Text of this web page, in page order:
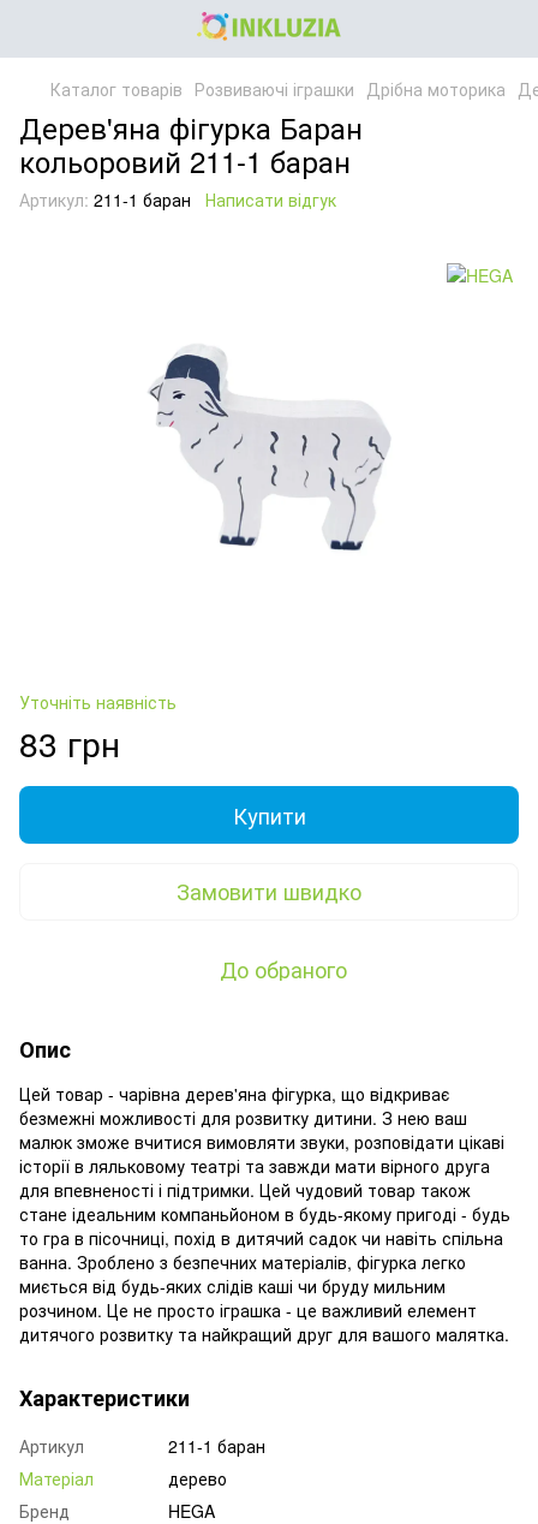
Каталог товарів Розвиваючі іграшки Дрібна моторика
Дерев'яна фігурка Баран
кольоровий 211-1 баран
Артикул: 211-1 баран Написати відгук
Уточніть наявність
83 грн
Купити
Замовити швидко
До обраного
Опис
Цей товар - чарівна дерев'яна фігурка, що відкриває
безмежні можливості для розвитку дитини. З нею ваш
малюк зможе вчитися вимовляти звуки, розповідати цікаві
історії в ляльковому театрі та завжди мати вірного друга
для впевненості і підтримки. Цей чудовий товар також
стане ідеальним компаньйоном в будь-якому пригоді - будь
то гра в пісочниці, похід в дитячий садок чи навіть спільна
ванна. Зроблено з безпечних матеріалів, фігурка легко
миється від будь-яких слідів каші чи бруду мильним
розчином. Це не просто іграшка - це важливий елемент
дитячого розвитку та найкращий друг для вашого малятка.
Характеристики
Артикул
211-1 баран
Матеріал
дерево
Бренд
HEGA